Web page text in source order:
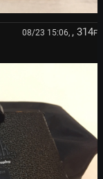
08/23 15:06, , 314F